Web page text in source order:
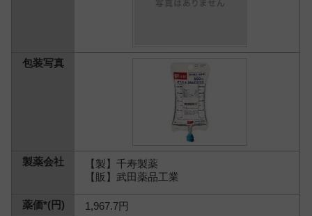
【製】千寿製薬
【販】武田薬品工業
1,967.7円